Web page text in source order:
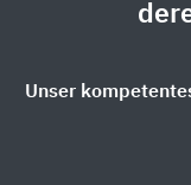
Unser